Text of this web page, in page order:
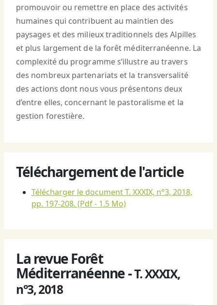
promouvoir ou remettre en place des activités
humaines qui contribuent au maintien des
paysages et des milieux traditionnels des Alpilles
et plus largement de la forêt méditerranéenne. La
complexité du programme s’illustre au travers
des nombreux partenariats et la transversalité
des actions dont nous vous présentons deux
d’entre elles, concernant le pastoralisme et la
gestion forestière.
Téléchargement de l'article
Télécharger le document T. XXXIX, n°3, 2018,
pp. 197-208. (Pdf - 1.5 Mo)
La revue Forêt
Méditerranéenne -T. XXXIX,
n°3, 2018